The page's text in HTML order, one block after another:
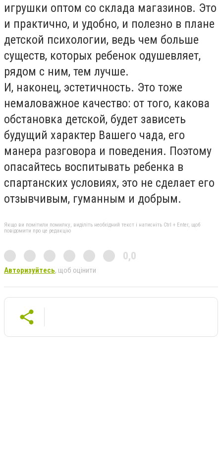
игрушки оптом со склада магазинов. Это
и практично, и удобно, и полезно в плане
детской психологии, ведь чем больше
существ, которых ребенок одушевляет,
рядом с ним, тем лучше.
И, наконец, эстетичность. Это тоже
немаловажное качество: от того, какова
обстановка детской, будет зависеть
будущий характер Вашего чада, его
манера разговора и поведения. Поэтому
опасайтесь воспитывать ребенка в
спартанских условиях, это не сделает его
отзывчивым, гуманным и добрым.
Якщо ви помітили помилку, виділіть необхідний текст і натисніть Ctrl + Enter, щоб
повідомити про це редакцію
0,0
Авторизуйтесь, щоб оцінити